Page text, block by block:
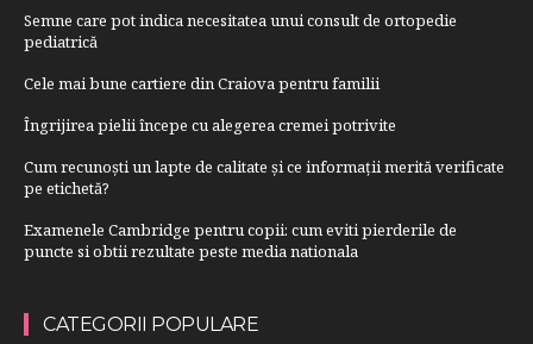
Semne care pot indica necesitatea unui consult de ortopedie
pediatrică
Cele mai bune cartiere din Craiova pentru familii
Îngrijirea pielii începe cu alegerea cremei potrivite
Cum recunoști un lapte de calitate și ce informații merită verificate
pe etichetă?
Examenele Cambridge pentru copii: cum eviti pierderile de
puncte si obtii rezultate peste media nationala
CATEGORII POPULARE